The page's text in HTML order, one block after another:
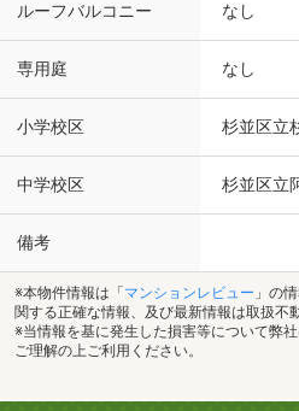
ルーフバルコニー なし
専用庭 なし
小学校区 杉並区立
中学校区 杉並区立
備考
※本物件情報は「 マンションレビュー 」の
関する正確な情報、及び最新情報は取扱不
※当情報を基に発生した損害等について弊
ご理解の上ご利用ください。